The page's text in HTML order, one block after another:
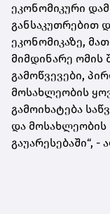
ეკონომიკური
განსაკუთრებით
ეკონომიკაზე,
მიმდინარე ომის
გამოწვევები,
მოსახლეობის
გამოიხატება
და
გაუარესებაში“,